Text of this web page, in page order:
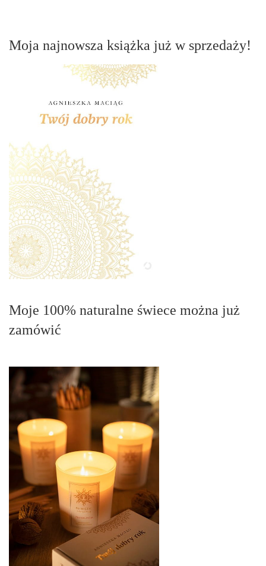
Moja najnowsza książka już w sprzedaży!
Moje 100% naturalne świece można już
zamówić